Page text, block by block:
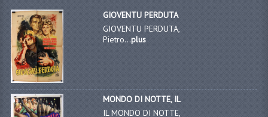
GIOVENTU PERDUTA
GIOVENTU PERDUTA,
Pietro...plus
MONDO DI NOTTE, IL
IL MONDO DI NOTTE,